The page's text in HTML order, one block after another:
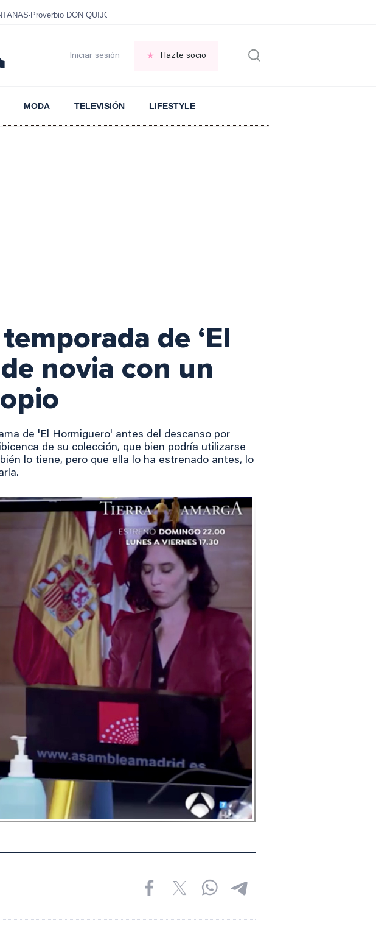
Proverbio DON QUIJOTE
Iniciar sesión Hazte socio
MODA TELEVISIÓN LIFESTYLE
de ‘El
novia con un
de 'El Hormiguero' antes del descanso por
de su colección, que bien podría utilizarse
lo tiene, pero que ella lo ha estrenado antes, lo